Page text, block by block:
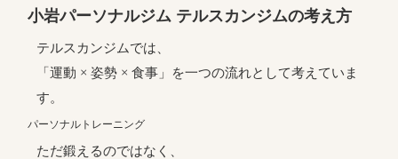
小岩パーソナルジム テルスカンジムの考え方
テルスカンジムでは、
「運動 × 姿勢 × 食事」を一つの流れとして考えていま
す。
パーソナルトレーニング
ただ鍛えるのではなく、